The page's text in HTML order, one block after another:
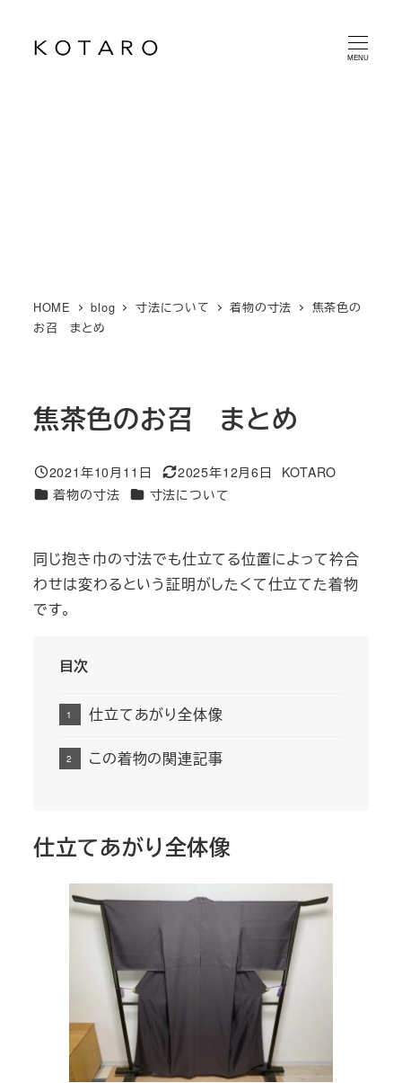
MENU
HOME blog 寸法について 着物の寸法
焦茶色の
お召 まとめ
焦茶色のお召 まとめ
投稿日
2021年10月11日
更新日
2025年12月6日
著
KOTARO
カテゴリー
着物の寸法 カテゴリー
寸法について
同じ抱き巾の寸法でも仕立てる位置によって衿合
わせは変わるという証明がしたくて仕立てた着物
です。
目次
仕立てあがり全体像
この着物の関連記事
仕立てあがり全体像